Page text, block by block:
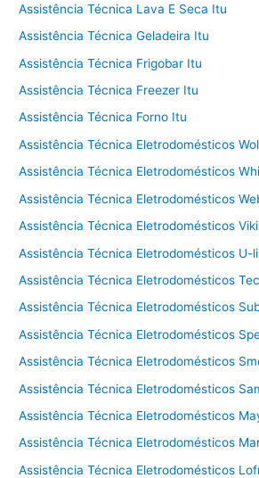
Assistência Técnica Lava E Seca Itu
Assistência Técnica Geladeira Itu
Assistência Técnica Frigobar Itu
Assistência Técnica Freezer Itu
Assistência Técnica Forno Itu
Assistência Técnica Eletrodomésticos
Assistência Técnica Eletrodomésticos
Assistência Técnica Eletrodomésticos
Assistência Técnica Eletrodomésticos
Assistência Técnica Eletrodomésticos U-
Assistência Técnica Eletrodomésticos
Assistência Técnica Eletrodomésticos
Assistência Técnica Eletrodomésticos
Assistência Técnica Eletrodomésticos
Assistência Técnica Eletrodomésticos
Assistência Técnica Eletrodomésticos
Assistência Técnica Eletrodomésticos
Assistência Técnica Eletrodomésticos